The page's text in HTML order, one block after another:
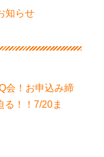
知らせ
会！お申込み締
る！！7/20ま